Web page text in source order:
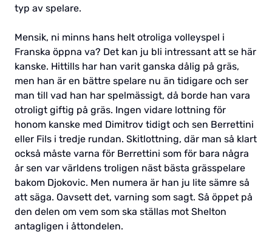
typ av spelare.
Mensik, ni minns hans helt otroliga volleyspel i
Franska öppna va? Det kan ju bli intressant att se här
kanske. Hittills har han varit ganska dålig på gräs,
men han är en bättre spelare nu än tidigare och ser
man till vad han har spelmässigt, då borde han vara
otroligt giftig på gräs. Ingen vidare lottning för
honom kanske med Dimitrov tidigt och sen Berrettini
eller Fils i tredje rundan. Skitlottning, där man så klart
också måste varna för Berrettini som för bara några
år sen var världens troligen näst bästa grässpelare
bakom Djokovic. Men numera är han ju lite sämre så
att säga. Oavsett det, varning som sagt. Så öppet på
den delen om vem som ska ställas mot Shelton
antagligen i åttondelen.